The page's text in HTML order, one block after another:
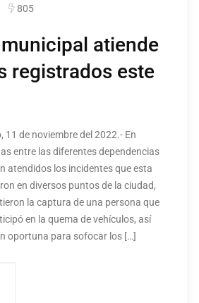
805
atiende
registrados este
11 de noviembre del 2022.- En
entre las diferentes dependencias
atendidos los incidentes que esta
en diversos puntos de la ciudad,
la captura de una persona que
en la quema de vehículos, así
oportuna para sofocar los […]